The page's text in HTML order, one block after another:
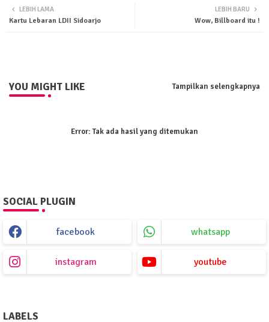
LEBIH BARU
Wow, Billboard itu !
LEBIH LAMA
Kartu Lebaran LDII Sidoarjo
YOU MIGHT LIKE Tampilkan selengkapnya
Error:Tak ada hasil yang ditemukan
SOCIAL PLUGIN
facebook whatsapp
instagram youtube
LABELS